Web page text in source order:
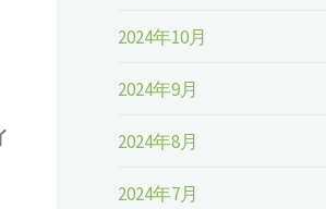
2024年10月
2024年9月
2024年8月
2024年7月